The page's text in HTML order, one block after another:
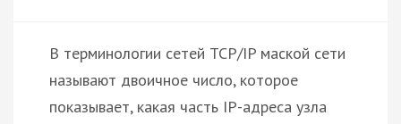
В терминологии сетей TCP/IP маской сети
называют двоичное число, которое
показывает, какая часть IP-адреса узла